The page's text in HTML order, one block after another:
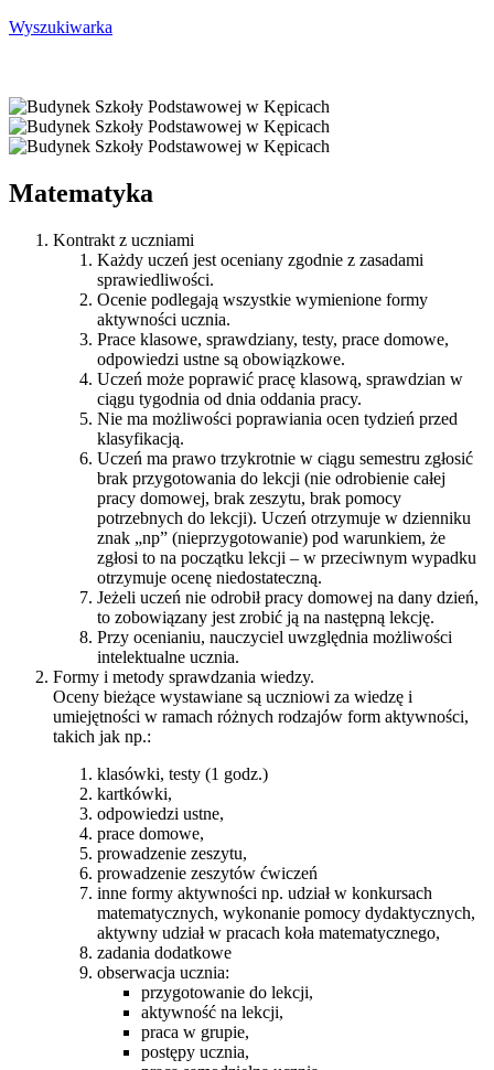
Wyszukiwarka
Matematyka
Kontrakt z uczniami
Każdy uczeń jest oceniany zgodnie z zasadami
sprawiedliwości.
Ocenie podlegają wszystkie wymienione formy
aktywności ucznia.
Prace klasowe, sprawdziany, testy, prace domowe,
odpowiedzi ustne są obowiązkowe.
Uczeń może poprawić pracę klasową, sprawdzian w
ciągu tygodnia od dnia oddania pracy.
Nie ma możliwości poprawiania ocen tydzień przed
klasyfikacją.
Uczeń ma prawo trzykrotnie w ciągu semestru zgłosić
brak przygotowania do lekcji (nie odrobienie całej
pracy domowej, brak zeszytu, brak pomocy
potrzebnych do lekcji). Uczeń otrzymuje w dzienniku
znak „np” (nieprzygotowanie) pod warunkiem, że
zgłosi to na początku lekcji – w przeciwnym wypadku
otrzymuje ocenę niedostateczną.
Jeżeli uczeń nie odrobił pracy domowej na dany dzień,
to zobowiązany jest zrobić ją na następną lekcję.
Przy ocenianiu, nauczyciel uwzględnia możliwości
intelektualne ucznia.
Formy i metody sprawdzania wiedzy.
Oceny bieżące wystawiane są uczniowi za wiedzę i
umiejętności w ramach różnych rodzajów form aktywności,
takich jak np.:
klasówki, testy (1 godz.)
kartkówki,
odpowiedzi ustne,
prace domowe,
prowadzenie zeszytu,
prowadzenie zeszytów ćwiczeń
inne formy aktywności np. udział w konkursach
matematycznych, wykonanie pomocy dydaktycznych,
aktywny udział w pracach koła matematycznego,
zadania dodatkowe
obserwacja ucznia:
przygotowanie do lekcji,
aktywność na lekcji,
praca w grupie,
postępy ucznia,